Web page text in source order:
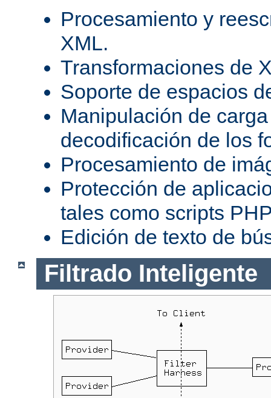
Procesamiento y
XML.
Transformaciones de
Soporte de espacios
Manipulación de
decodificación de los
Procesamiento de
Protección de
tales como scripts
Edición de texto de
Filtrado Inteligente